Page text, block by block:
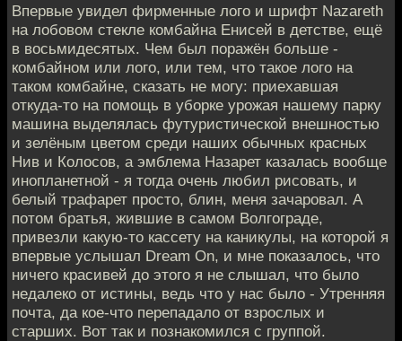
Впервые увидел фирменные лого и шрифт Nazareth
на лобовом стекле комбайна Енисей в детстве, ещё
в восьмидесятых. Чем был поражён больше -
комбайном или лого, или тем, что такое лого на
таком комбайне, сказать не могу: приехавшая
откуда-то на помощь в уборке урожая нашему парку
машина выделялась футуристической внешностью
и зелёным цветом среди наших обычных красных
Нив и Колосов, а эмблема Назарет казалась вообще
инопланетной - я тогда очень любил рисовать, и
белый трафарет просто, блин, меня зачаровал. А
потом братья, жившие в самом Волгограде,
привезли какую-то кассету на каникулы, на которой я
впервые услышал Dream On, и мне показалось, что
ничего красивей до этого я не слышал, что было
недалеко от истины, ведь что у нас было - Утренняя
почта, да кое-что перепадало от взрослых и
старших. Вот так и познакомился с группой.